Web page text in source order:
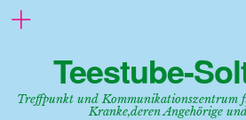
Teestube-
Treffpunkt und Kommunikationszentrum
Kranke,deren Angehörige